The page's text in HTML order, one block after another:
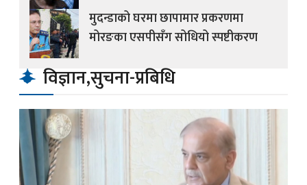
मुदन्डाको घरमा छापामार प्रकरणमा
मोरङका एसपीसँग सोधियो स्पष्टीकरण
विज्ञान,सुचना-प्रबिधि